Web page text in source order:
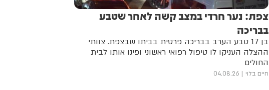
צפת: נער חרדי במצב קשה לאחר שטבע
בבריכה
בן 17 טבע הערב בבריכה פרטית בביתו שבצפת. צוותי
ההצלה העניקו לו טיפול רפואי ראשוני ופינו אותו לבית
החולים
חיים בלוי 04.08.26